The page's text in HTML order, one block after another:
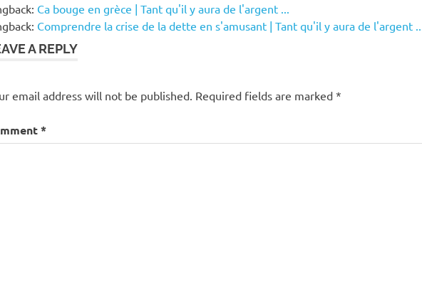
Ca bouge en grèce | Tant qu'il y aura de l'argent ...
Comprendre la crise de la dette en s'amusant | Tant qu'il y aura de l'argent ...
A REPLY
email address will not be published. Required fields are marked *
*